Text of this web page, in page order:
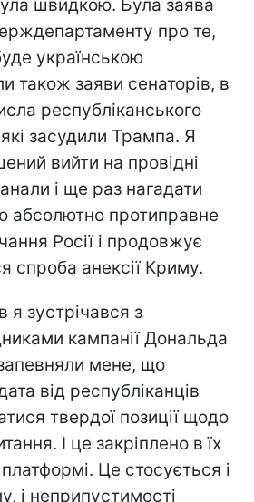
швидкою. Була заява
про те,
українською
також заяви сенаторів, в
республіканського
засудили Трампа. Я
вийти на провідні
і ще раз нагадати
абсолютно протиправне
Росії і продовжує
спроба анексії Криму.
я зустрічався з
кампанії Дональда
мене, що
від республіканців
твердої позиції щодо
І це закріплено в їх
Це стосується і
і неприпустимості